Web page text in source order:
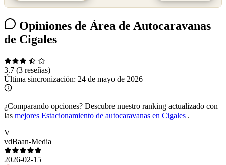
Opiniones de Área de Autocaravanas
de Cigales
3.7 (3 reseñas)
Última sincronización: 24 de mayo de 2026
¿Comparando opciones? Descubre nuestro ranking actualizado con
las mejores Estacionamiento de autocaravanas en Cigales .
V
vdBaan-Media
2026-02-15